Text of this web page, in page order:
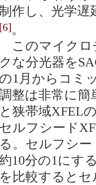
作し、光学遅
[6]。
このマイクロ
クな分光器を
の1月からコミ
整は非常に
と狭帯域XFEL
セルフシード
る。セルフシ
10分の1にす
を比較するとセ